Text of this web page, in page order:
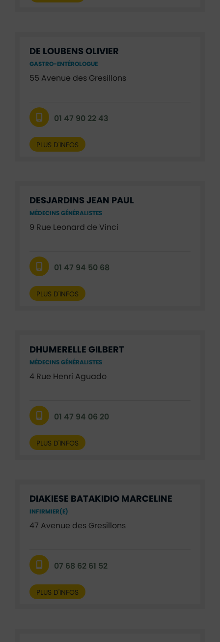
DE LOUBENS OLIVIER
GASTRO-ENTÉROLOGUE
55 Avenue des Gresillons
01 47 90 22 43
PLUS D'INFOS
DESJARDINS JEAN PAUL
MÉDECINS GÉNÉRALISTES
9 Rue Leonard de Vinci
01 47 94 50 68
PLUS D'INFOS
DHUMERELLE GILBERT
MÉDECINS GÉNÉRALISTES
4 Rue Henri Aguado
01 47 94 06 20
PLUS D'INFOS
DIAKIESE BATAKIDIO MARCELINE
INFIRMIER(E)
47 Avenue des Gresillons
07 68 62 61 52
PLUS D'INFOS